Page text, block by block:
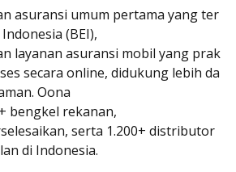
asuransi umum pertama yang ter
(BEI),
layanan asuransi mobil yang prak
secara online, didukung lebih da
Oona
bengkel rekanan,
serta 1.200+ distributor
di Indonesia.